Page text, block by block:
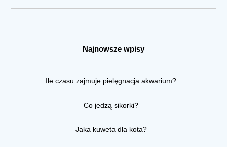
Najnowsze wpisy
Ile czasu zajmuje pielęgnacja akwarium?
Co jedzą sikorki?
Jaka kuweta dla kota?